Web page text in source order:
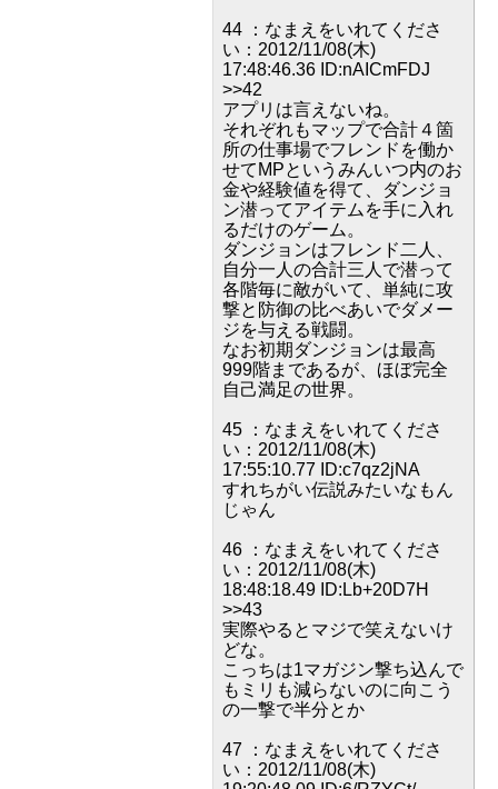
44 ：なまえをいれてくださ
い：2012/11/08(木)
17:48:46.36 ID:nAICmFDJ
>>42
アプリは言えないね。
それぞれもマップで合計４箇
所の仕事場でフレンドを働か
せてMPというみんいつ内のお
金や経験値を得て、ダンジョ
ン潜ってアイテムを手に入れ
るだけのゲーム。
ダンジョンはフレンド二人、
自分一人の合計三人で潜って
各階毎に敵がいて、単純に攻
撃と防御の比べあいでダメー
ジを与える戦闘。
なお初期ダンジョンは最高
999階まであるが、ほぼ完全
自己満足の世界。
45 ：なまえをいれてくださ
い：2012/11/08(木)
17:55:10.77 ID:c7qz2jNA
すれちがい伝説みたいなもん
じゃん
46 ：なまえをいれてくださ
い：2012/11/08(木)
18:48:18.49 ID:Lb+20D7H
>>43
実際やるとマジで笑えないけ
どな。
こっちは1マガジン撃ち込んで
もミリも減らないのに向こう
の一撃で半分とか
47 ：なまえをいれてくださ
い：2012/11/08(木)